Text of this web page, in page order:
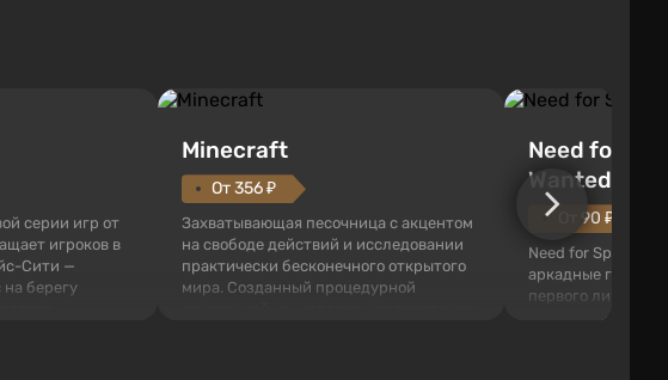
серии игр от
игроков в
Сити —
берегу
Minecraft
От 356 ₽
Захватывающая песочница с акцентом
на свободе действий и исследовании
практически бесконечного открытого
мира. Созданный процедурной
Need for
Wanted
От 90 ₽
Need for Speed:
аркадные гонки с
первого лица. В